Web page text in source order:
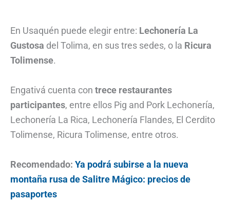
En Usaquén puede elegir entre: Lechonería La
Gustosa del Tolima, en sus tres sedes, o la Ricura
Tolimense.
Engativá cuenta con trece restaurantes
participantes, entre ellos Pig and Pork Lechonería,
Lechonería La Rica, Lechonería Flandes, El Cerdito
Tolimense, Ricura Tolimense, entre otros.
Recomendado: Ya podrá subirse a la nueva
montaña rusa de Salitre Mágico: precios de
pasaportes